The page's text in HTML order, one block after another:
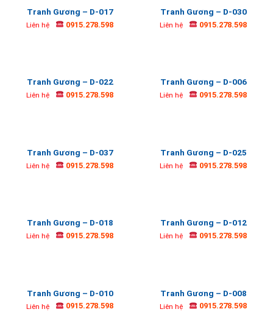
Tranh Gương – D-017
Liên hệ 0915.278.598
Tranh Gương – D-030
Liên hệ 0915.278.598
Tranh Gương – D-022
Liên hệ 0915.278.598
Tranh Gương – D-006
Liên hệ 0915.278.598
Tranh Gương – D-037
Liên hệ 0915.278.598
Tranh Gương – D-025
Liên hệ 0915.278.598
Tranh Gương – D-018
Liên hệ 0915.278.598
Tranh Gương – D-012
Liên hệ 0915.278.598
Tranh Gương – D-010
Liên hệ 0915.278.598
Tranh Gương – D-008
Liên hệ 0915.278.598